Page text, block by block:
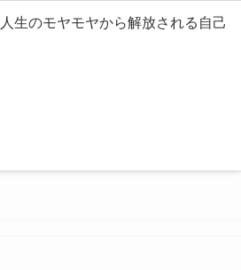
生のモヤモヤから解放される自己